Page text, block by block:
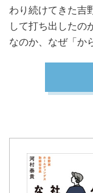
わり続けてきた吉
して打ち出したの
なのか、なぜ「か